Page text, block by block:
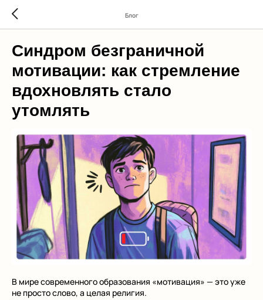
Блог
Синдром безграничной
мотивации: как стремление
вдохновлять стало
утомлять
В мире современного образования «мотивация» — это уже
не просто слово, а целая религия.